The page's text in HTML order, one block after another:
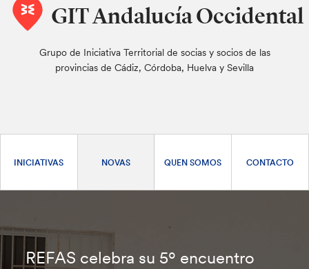
GIT Andalucía Occidental
Grupo de Iniciativa Territorial de socias y socios de las
provincias de Cádiz, Córdoba, Huelva y Sevilla
INICIATIVAS NOVAS QUEN SOMOS CONTACTO
REFAS celebra su 5º encuentro